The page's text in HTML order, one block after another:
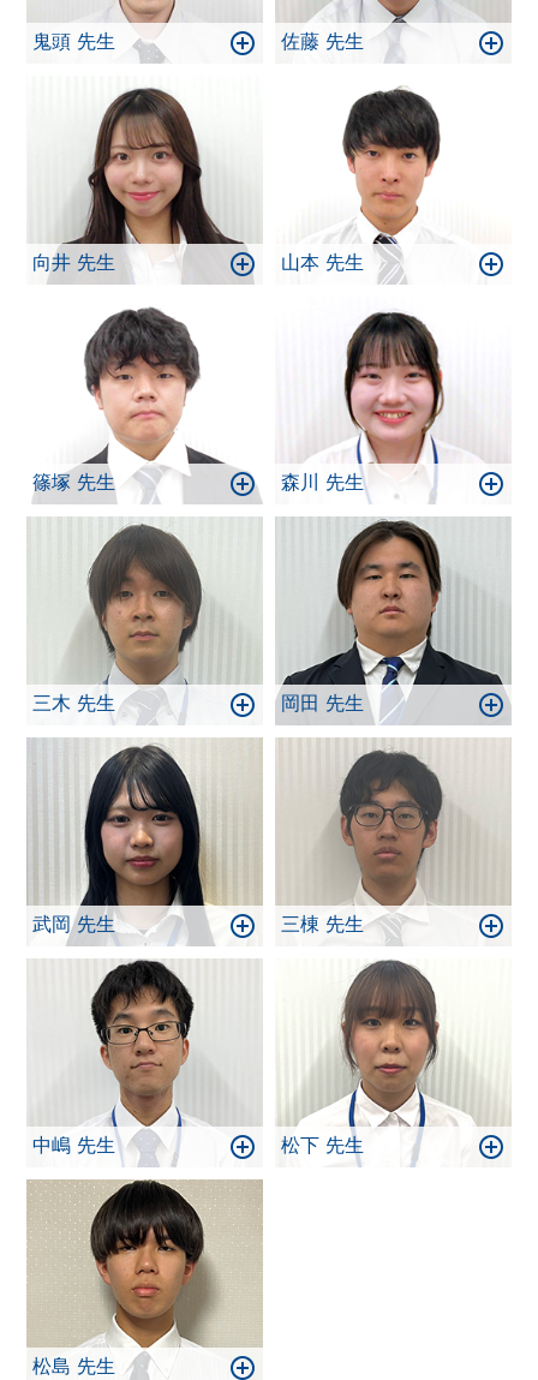
鬼頭 先生 佐藤 先生
向井 先生 山本 先生
篠塚 先生 森川 先生
三木 先生 岡田 先生
武岡 先生 三棟 先生
中嶋 先生 松下 先生
松島 先生